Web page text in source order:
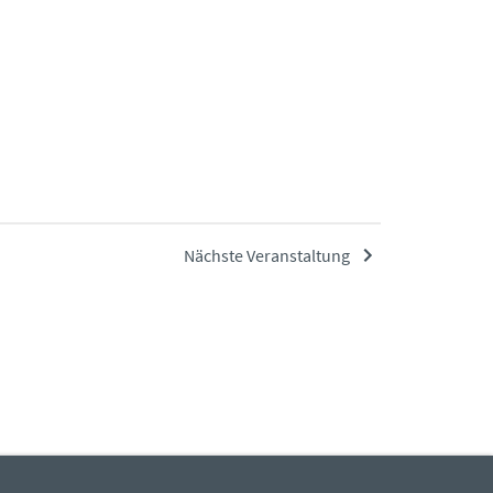
Nächste Veranstaltung